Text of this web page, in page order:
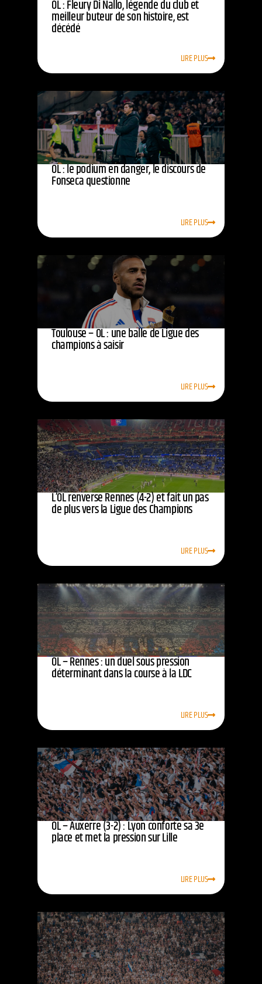
OL : Fleury Di Nallo, légende du club et
meilleur buteur de son histoire, est
décédé
LIRE PLUS
OL : le podium en danger, le discours de
Fonseca questionne
LIRE PLUS
Toulouse – OL : une balle de Ligue des
champions à saisir
LIRE PLUS
L’OL renverse Rennes (4-2) et fait un pas
de plus vers la Ligue des Champions
LIRE PLUS
OL – Rennes : un duel sous pression
déterminant dans la course à la LDC
LIRE PLUS
OL – Auxerre (3-2) : Lyon conforte sa 3e
place et met la pression sur Lille
LIRE PLUS